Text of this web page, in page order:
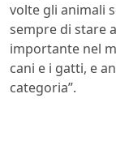
volte gli animali
sempre di stare
importante nel
cani e i gatti, e
categoria”.